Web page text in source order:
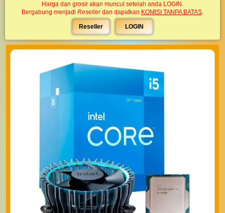
Harga dan grosir akan muncul setelah anda LOGIN.
Bergabung menjadi Resellerdan dapatkan KOMISI TANPA BATAS.
Reseller LOGIN